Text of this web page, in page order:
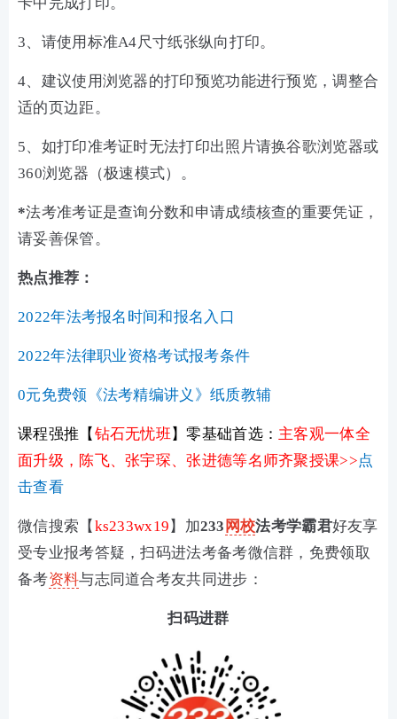
3、请使用标准A4尺寸纸张纵向打印。
4、建议使用浏览器的打印预览功能进行预览，调整合
适的页边距。
5、如打印准考证时无法打印出照片请换谷歌浏览器或
360浏览器（极速模式）。
*法考准考证是查询分数和申请成绩核查的重要凭证，
请妥善保管。
热点推荐：
2022年法考报名时间和报名入口
2022年法律职业资格考试报考条件
0元免费领《法考精编讲义》纸质教辅
课程强推 【 钻石无忧班】零基础首选： 主客观一体全
面升级，陈飞、张宇琛、张进德等名师齐聚授课>>点
击查看
微信搜索【 ks233wx19 】加233 网校法考学霸君好友享
受专业报考答疑 ，扫码进法考备考微信群，免费领取
备考资料与志同道合考友共同进步：
扫码进群